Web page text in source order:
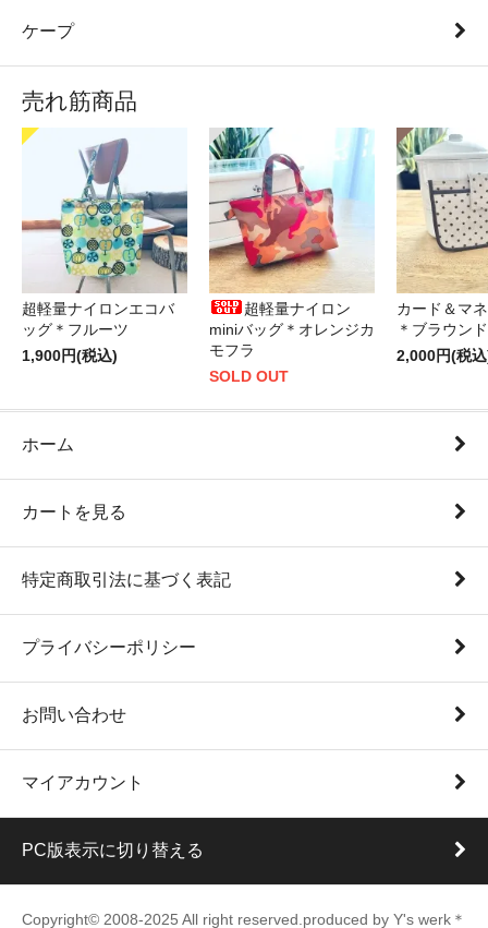
ケープ
売れ筋商品
超軽量ナイロンエコバ
ッグ＊フルーツ
1,900円(税込)
超軽量ナイロン
miniバッグ＊オレンジカ
モフラ
SOLD OUT
カード＆マ
＊ブラウン
2,000円(税
ホーム
カートを見る
特定商取引法に基づく表記
プライバシーポリシー
お問い合わせ
マイアカウント
PC版表示に切り替える
Copyright© 2008-2025 All right reserved.produced by Y's werk＊